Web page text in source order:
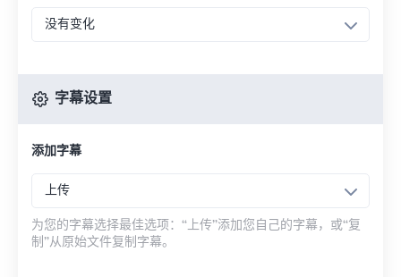
没有变化
字幕设置
添加字幕
上传
为您的字幕选择最佳选项：“上传”添加您自己的字幕，或“复
制”从原始文件复制字幕。